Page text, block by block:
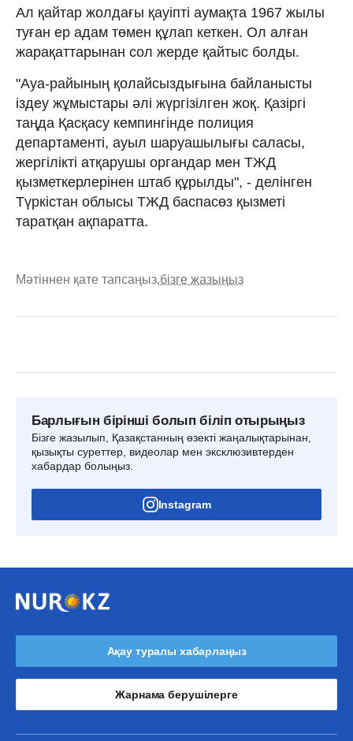
Ал қайтар жолдағы қауіпті аумақта 1967 жылы
туған ер адам төмен құлап кеткен. Ол алған
жарақаттарынан сол жерде қайтыс болды.
"Ауа-райының қолайсыздығына байланысты
іздеу жұмыстары әлі жүргізілген жоқ. Қазіргі
таңда Қасқасу кемпингінде полиция
департаменті, ауыл шаруашылығы саласы,
жергілікті атқарушы органдар мен ТЖД
қызметкерлерінен штаб құрылды", - делінген
Түркістан облысы ТЖД баспасөз қызметі
таратқан ақпаратта.
Мәтіннен қате тапсаңыз,бізге жазыңыз
Барлығын бірінші болып біліп отырыңыз
Бізге жазылып, Қазақстанның өзекті жаңалықтарынан,
қызықты суреттер, видеолар мен эксклюзивтерден
хабардар болыңыз.
Instagram
Ақау туралы хабарлаңыз
Жарнама берушілерге